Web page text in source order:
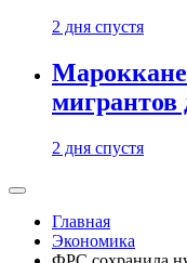
2 дня спустя
мигрантов
2 дня спустя
Главная
Экономика